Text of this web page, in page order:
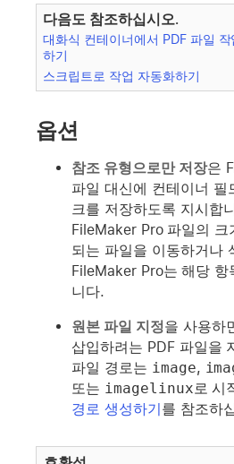
다음도 참조하십시오.
대화식 컨테이너에서 PDF 파일 작
하기
스크립트로 작업 자동화하기
옵션
참조 유형으로만 저장은
파일 대신에 컨테이너 필
크를 저장하도록 지시합
FileMaker Pro 파일의 크
되는 파일을 이동하거나
FileMaker Pro는 해당 항
니다.
원본 파일 지정을 사용하
삽입하려는 PDF 파일을
파일 경로는 image,
또는 imagelinux로 시
경로 생성하기를 참조하